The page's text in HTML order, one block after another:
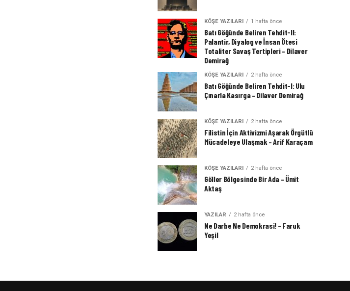
KÖŞE YAZILARI 1 hafta önce
Batı Göğünde Beliren Tehdit-II:
Palantir, Diyalog ve İnsan Ötesi
Totaliter Savaş Tertipleri – Dilaver
Demirağ
KÖŞE YAZILARI 2 hafta önce
Batı Göğünde Beliren Tehdit-I: Ulu
Çınarla Kasırga – Dilaver Demirağ
KÖŞE YAZILARI 2 hafta önce
Filistin İçin Aktivizmi Aşarak Örgütlü
Mücadeleye Ulaşmak – Arif Karaçam
KÖŞE YAZILARI 2 hafta önce
Göller Bölgesinde Bir Ada – Ümit
Aktaş
YAZILAR 2 hafta önce
Ne Darbe Ne Demokrasi! – Faruk
Yeşil